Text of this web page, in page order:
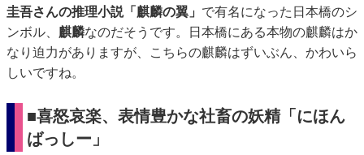
圭吾さんの推理小説「麒麟の翼」 で有名になった日本橋のシ
ンボル、
麒麟なのだそうです。日本橋にある本物の麒麟はか
なり迫力がありますが、こちらの麒麟はずいぶん、かわいら
しいですね。
■喜怒哀楽、表情豊かな社畜の妖精「にほん
ばっしー」